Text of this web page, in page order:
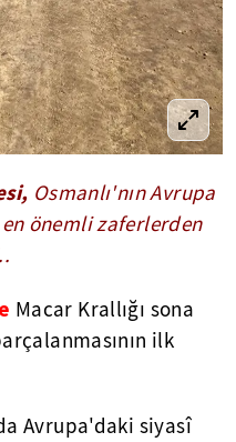
Osmanlı'nın Avrupa
önemli zaferlerden
Macar Krallığı sona
ilk
Avrupa'daki siyasî